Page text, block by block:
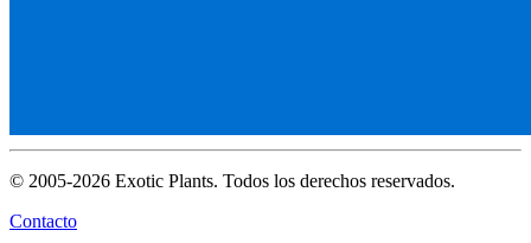
© 2005-2026 Exotic Plants. Todos los derechos reservados.
Contacto